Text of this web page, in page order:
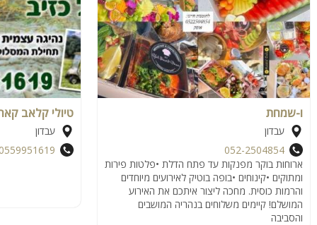
ו-שמחת
עבדון
052-2504854
ארוחות בוקר מפנקות עד פתח הדלת •פלטות פירות
ומתוקים •קינוחים •בופה בוטיק לאירועים מיוחדים
והרמות כוסית. מחכה ליצור איתכם את האירוע
המושלם! קיימים משלוחים בנהריה המושבים
והסביבה
טיולי קלאב
עבדון